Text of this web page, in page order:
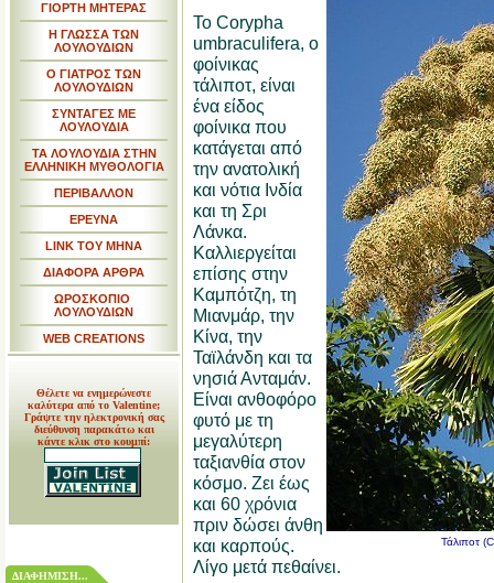
ΓΙΟΡΤΗ ΜΗΤΕΡΑΣ
Η ΓΛΩΣΣΑ ΤΩΝ
ΛΟΥΛΟΥΔΙΩΝ
Ο ΓΙΑΤΡΟΣ ΤΩΝ
ΛΟΥΛΟΥΔΙΩΝ
ΣΥΝΤΑΓΕΣ ΜΕ
ΛΟΥΛΟΥΔΙΑ
ΤΑ ΛΟΥΛΟΥΔΙΑ ΣΤΗΝ
ΕΛΛΗΝΙΚΗ ΜΥΘΟΛΟΓΙΑ
ΠΕΡΙΒΑΛΛΟΝ
ΕΡΕΥΝΑ
LINK TOY MHNA
ΔΙΑΦΟΡΑ ΑΡΘΡΑ
ΩΡΟΣΚΟΠΙΟ
ΛΟΥΛΟΥΔΙΩΝ
WEB CREATIONS
Θέλετε να ενημερώνεστε
καλύτερα από το Valentine;
Γράψτε την ηλεκτρονική σας
διεύθυνση παρακάτω και
κάντε κλικ στο κουμπί:
ΔΙΑΦΗΜΙΣΗ...
Τάλιποτ
Το Corypha
umbraculifera, ο
φοίνικας
τάλιποτ, είναι
ένα είδος
φοίνικα που
κατάγεται από
την ανατολική
και νότια Ινδία
και τη Σρι
Λάνκα.
Καλλιεργείται
επίσης στην
Καμπότζη, τη
Μιανμάρ, την
Κίνα, την
Ταϊλάνδη και τα
νησιά Ανταμάν.
Είναι ανθοφόρο
φυτό με τη
μεγαλύτερη
ταξιανθία στον
κόσμο. Ζει έως
και 60 χρόνια
πριν δώσει άνθη
και καρπούς.
Λίγο μετά πεθαίνει.